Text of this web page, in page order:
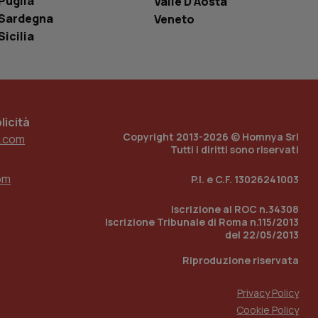
Veneto
Copyright 2013-2026 © Homnya Srl
Tutti i diritti sono riservati
P.I. e C.F. 13026241003
Iscrizione al ROC n.34308
Iscrizione Tribunale di Roma n.115/2013
del 22/05/2013
Riproduzione riservata
Privacy Policy
Cookie Policy
di
traccia
la gestione
dell’esperienza
per abilitare il
con identity